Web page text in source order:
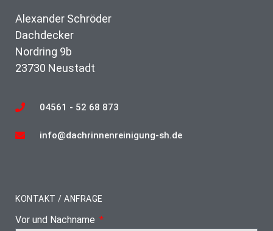
Alexander Schröder
Dachdecker
Nordring 9b
23730 Neustadt
04561 - 52 68 873
info@dachrinnenreinigung-sh.de
KONTAKT / ANFRAGE
Vor und Nachname